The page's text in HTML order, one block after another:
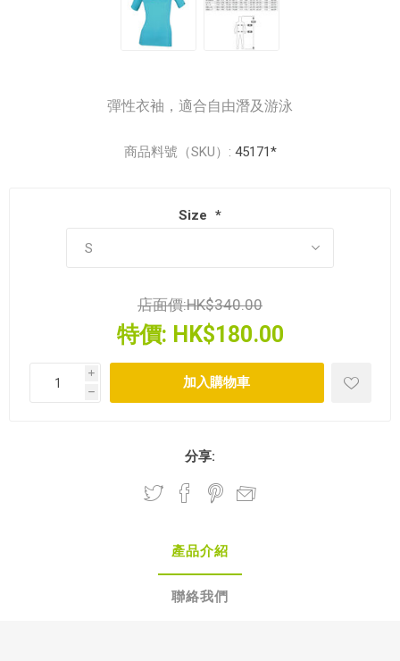
彈性衣袖，適合自由潛及游泳
商品料號（SKU）: 45171*
Size *
店面價:HK$340.00
特價: HK$180.00
i
h
分享:
產品介紹
聯絡我們